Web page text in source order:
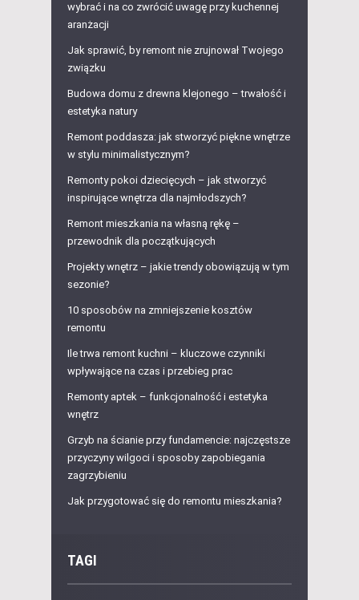
wybrać i na co zwrócić uwagę przy kuchennej
aranżacji
Jak sprawić, by remont nie zrujnował Twojego
związku
Budowa domu z drewna klejonego – trwałość i
estetyka natury
Remont poddasza: jak stworzyć piękne wnętrze
w stylu minimalistycznym?
Remonty pokoi dziecięcych – jak stworzyć
inspirujące wnętrza dla najmłodszych?
Remont mieszkania na własną rękę –
przewodnik dla początkujących
Projekty wnętrz – jakie trendy obowiązują w tym
sezonie?
10 sposobów na zmniejszenie kosztów
remontu
Ile trwa remont kuchni – kluczowe czynniki
wpływające na czas i przebieg prac
Remonty aptek – funkcjonalność i estetyka
wnętrz
Grzyb na ścianie przy fundamencie: najczęstsze
przyczyny wilgoci i sposoby zapobiegania
zagrzybieniu
Jak przygotować się do remontu mieszkania?
TAGI